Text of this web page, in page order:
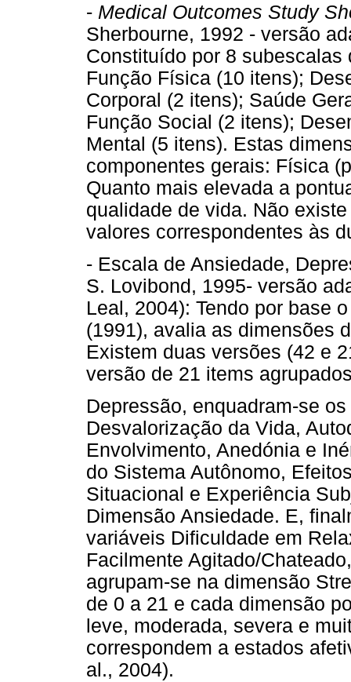
- Medical Outcomes Study
Sherbourne, 1992 - versão
Constituído por 8
Função Física (10 itens);
Corporal (2 itens); Saúde
Função Social (2 itens);
Mental (5 itens). Estas
componentes gerais: Física
Quanto mais elevada a
qualidade de vida. Não
valores correspondentes às
- Escala de Ansiedade,
S. Lovibond, 1995- versão
Leal, 2004): Tendo por base
(1991), avalia as dimensões
Existem duas versões (42 e
versão de 21 items
Depressão, enquadram-se
Desvalorização da Vida,
Envolvimento, Anedónia e
do Sistema Autônomo,
Situacional e Experiência
Dimensão Ansiedade. E,
variáveis Dificuldade em
Facilmente Agitado/
agrupam-se na dimensão
de 0 a 21 e cada dimensão
leve, moderada, severa e
correspondem a estados
al., 2004).